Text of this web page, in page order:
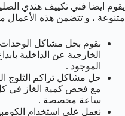
يقوم ايضا فني تكييف هندي
متنوعة ، و تتضمن هذه الأعمال
نقوم بحل مشاكل
الخارجية عن الداخلية
الموجود .
حل مشاكل تراكم الثلوج
مع فحص كمية الغاز في
ساعة مخصصة .
نعمل على استخدام